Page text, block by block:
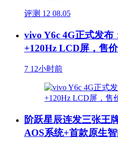
评测 12 08.05
vivo Y6c 4G正式发布
+120Hz LCD屏，售
7 12小时前
阶跃星辰连发三张王
AOS系统+首款原生